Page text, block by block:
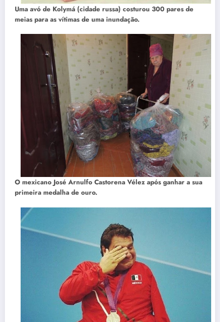
Uma avó de Kolymá (cidade russa) costurou 300 pares de
meias para as vítimas de uma inundação.
O mexicano José Arnulfo Castorena Vélez após ganhar a sua
primeira medalha de ouro.